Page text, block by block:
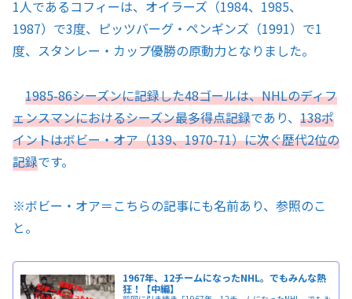
1人であるコフィーは、オイラーズ（1984、1985、
1987）で3度、ピッツバーグ・ペンギンズ（1991）で1
度、スタンレー・カップ優勝の原動力となりました。
1985-86シーズンに記録した48ゴールは、NHLのディフ
ェンスマンにおけるシーズン最多得点記録であり、 138ポ
イントはボビー・オア（139、1970-71）に次ぐ歴代2位の
記録です。
※ボビー・オア＝こちらの記事にも名前あり、参照のこ
と。
1967年、12チームになったNHL。でもみんな熱
狂！【中編】